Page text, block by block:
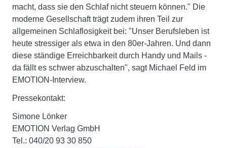
macht, dass sie den Schlaf nicht steuern können." Die
moderne Gesellschaft trägt zudem ihren Teil zur
allgemeinen Schlaflosigkeit bei: "Unser Berufsleben ist
heute stressiger als etwa in den 80er-Jahren. Und dann
diese ständige Erreichbarkeit durch Handy und Mails -
da fällt es schwer abzuschalten", sagt Michael Feld im
EMOTION-Interview.
Pressekontakt:
Simone Lönker
EMOTION Verlag GmbH
Tel.: 040/20 93 30 850